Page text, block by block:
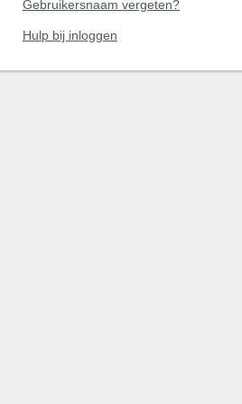
Gebruikersnaam vergeten?
Hulp bij inloggen